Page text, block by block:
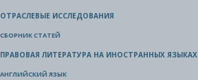
ОТРАСЛЕВЫЕ ИССЛЕДОВАНИЯ
СБОРНИК СТАТЕЙ
ПРАВОВАЯ ЛИТЕРАТУРА НА ИНОСТРАННЫХ ЯЗЫКАХ
АНГЛИЙСКИЙ ЯЗЫК